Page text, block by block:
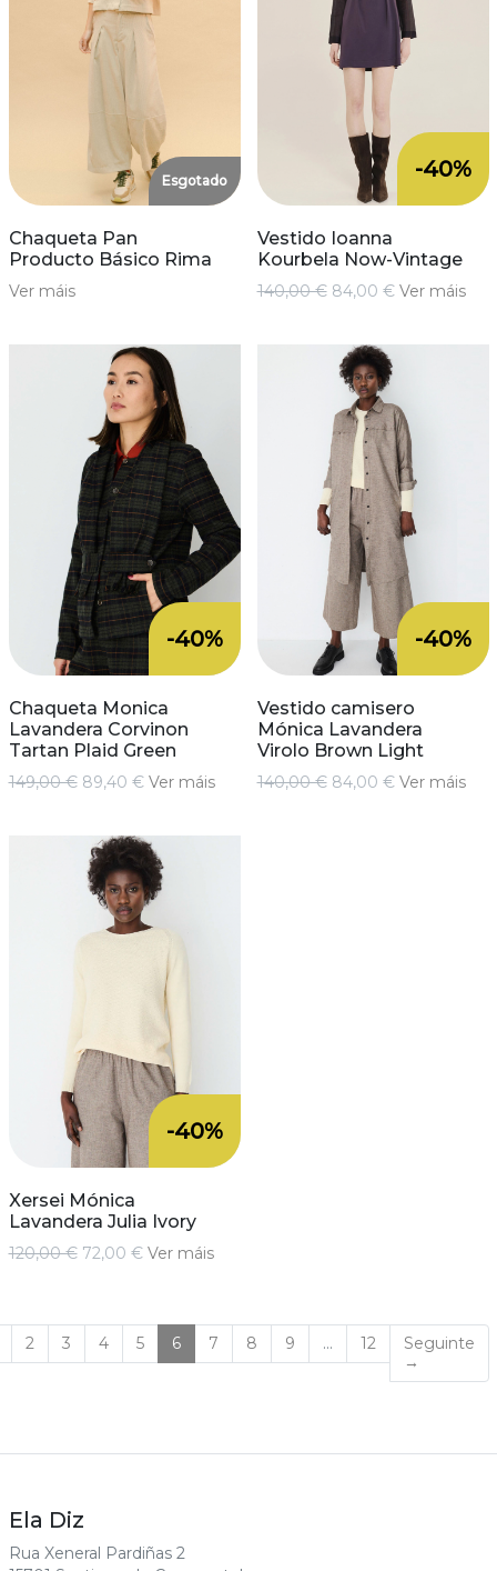
Esgotado
Chaqueta Pan
Producto Básico Rima
Ver máis
-40%
Vestido Ioanna
Kourbela Now-Vintage
140,00 € 84,00 € Ver máis
-40%
Chaqueta Monica
Lavandera Corvinon
Tartan Plaid Green
149,00 € 89,40 € Ver máis
-40%
Vestido camisero
Mónica Lavandera
Virolo Brown Light
140,00 € 84,00 € Ver máis
-40%
Xersei Mónica
Lavandera Julia Ivory
120,00 € 72,00 € Ver máis
2 3 4 5 6(current)
7 8 9 … 12
Seguinte
→
Ela Diz
Rua Xeneral Pardiñas 2